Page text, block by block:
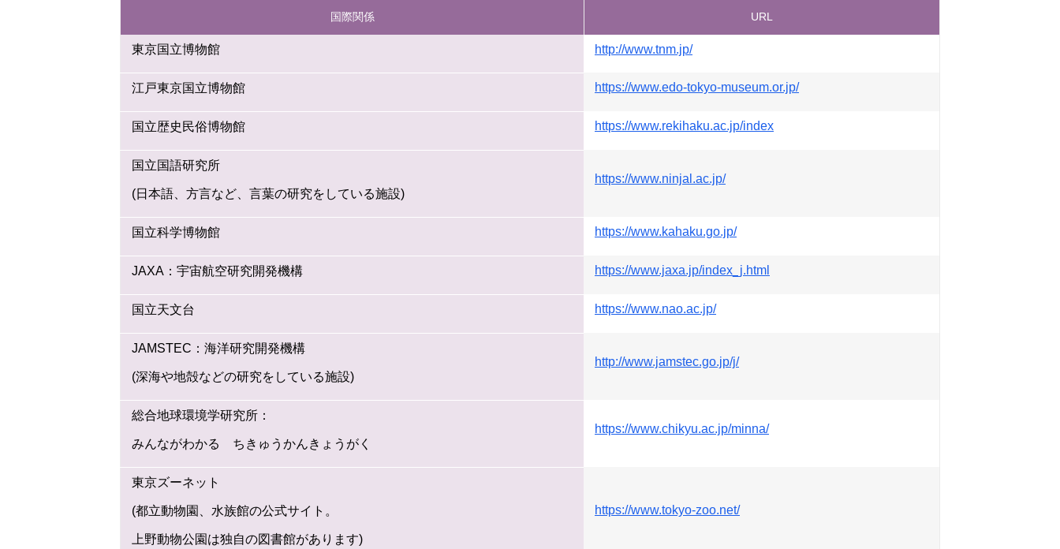
国際関係 URL
東京国立博物館 http://www.tnm.jp/
江戸東京国立博物館 https://www.edo-tokyo-museum.or.jp/
国立歴史民俗博物館 https://www.rekihaku.ac.jp/index
国立国語研究所
(日本語、方言など、言葉の研究をしている施設)
https://www.ninjal.ac.jp/
国立科学博物館 https://www.kahaku.go.jp/
JAXA：宇宙航空研究開発機構 https://www.jaxa.jp/index_j.html
国立天文台 https://www.nao.ac.jp/
JAMSTEC：海洋研究開発機構
(深海や地殻などの研究をしている施設)
http://www.jamstec.go.jp/j/
総合地球環境学研究所：
みんながわかる ちきゅうかんきょうがく
https://www.chikyu.ac.jp/minna/
東京ズーネット
(都立動物園、水族館の公式サイト。
上野動物公園は独自の図書館があります)
https://www.tokyo-zoo.net/